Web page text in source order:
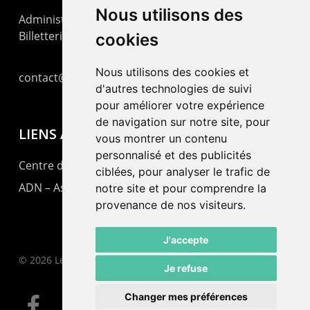
Nous utilisons des
cookies
Nous utilisons des cookies et
d'autres technologies de suivi
pour améliorer votre expérience
de navigation sur notre site, pour
vous montrer un contenu
personnalisé et des publicités
ciblées, pour analyser le trafic de
notre site et pour comprendre la
provenance de nos visiteurs.
J'accepte
Je refuse
Changer mes préférences
Administration : +41 32 725 03 03
Billetterie : +41 32 725 05 05
contact@lepommier.ch
LIENS AMIS
Centre de culture ABC
ADN – Association Danse Neuchâtel
© 2026 Le Pommier.
facebook email